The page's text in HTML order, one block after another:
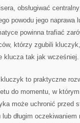
obsługiwać
powodu jego naprawa
powinna trafiać
którzy zgubili
klucza tak jak wcześniej.
to praktyczne
do momentu, w
może uchronić przed
długim oczekiwaniem